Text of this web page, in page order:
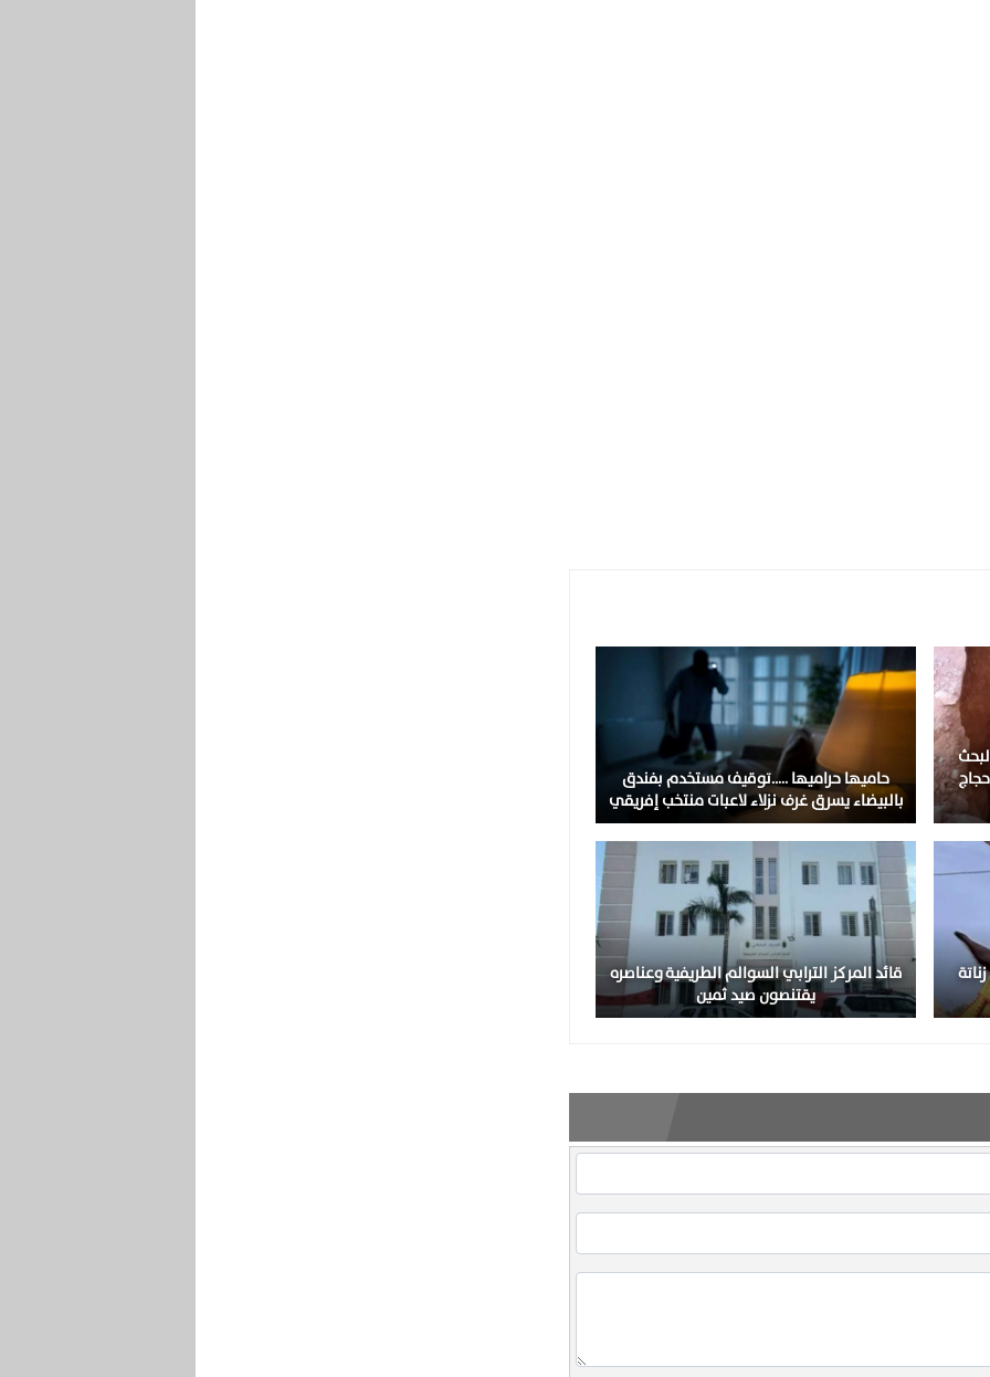
حاميها حراميها …..توقيف مستخدم بفندق
بالبيضاء يسرق غرف نزلاء لاعبات منتخب إفريقي
قائد المركز الترابي السوالم الطريفية وعناصره
يقتنصون صيد ثمين